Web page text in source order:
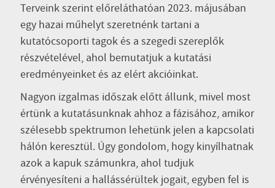
Terveink szerint előreláthatóan 2023. májusában
egy hazai műhelyt szeretnénk tartani a
kutatócsoporti tagok és a szegedi szereplők
részvételével, ahol bemutatjuk a kutatási
eredményeinket és az elért akcióinkat.
Nagyon izgalmas időszak előtt állunk, mivel most
értünk a kutatásunknak ahhoz a fázisához, amikor
szélesebb spektrumon lehetünk jelen a kapcsolati
hálón keresztül. Úgy gondolom, hogy kinyílhatnak
azok a kapuk számunkra, ahol tudjuk
érvényesíteni a hallássérültek jogait, egyben fel is